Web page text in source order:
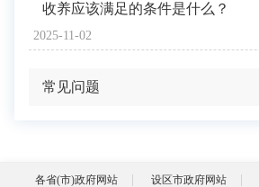
2025-11-02
收养应该满足的条件是什么？
常见问题
各省(市)政府网站 设区市政府网站